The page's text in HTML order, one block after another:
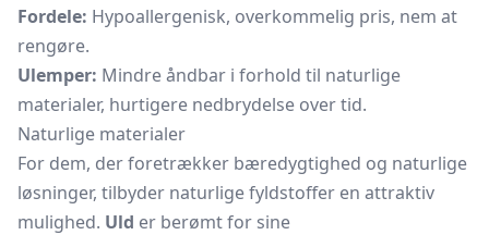
Fordele: Hypoallergenisk, overkommelig pris, nem at
rengøre.
Ulemper: Mindre åndbar i forhold til naturlige
materialer, hurtigere nedbrydelse over tid.
Naturlige materialer
For dem, der foretrækker bæredygtighed og naturlige
løsninger, tilbyder naturlige fyldstoffer en attraktiv
mulighed. Uld er berømt for sine